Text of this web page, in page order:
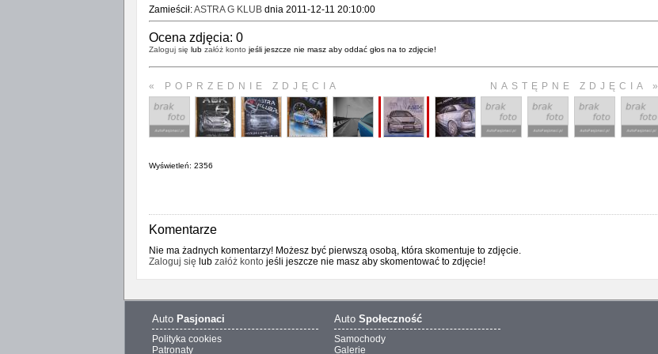
Zamieścił:ASTRA G KLUBdnia 2011-12-11 20:10:00
Ocena zdjęcia: 0
Zaloguj się lub załóż konto jeśli jeszcze nie masz aby oddać głos na to zdjęcie!
« POPRZEDNIE ZDJĘCIA NASTĘPNE ZDJĘCIA »
Wyświetleń: 2356
Komentarze
Nie ma żadnych komentarzy! Możesz być pierwszą osobą, która skomentuje to zdjęcie.
Zaloguj się lub załóż kontojeśli jeszcze nie masz aby skomentować to zdjęcie!
Auto Pasjonaci
Polityka cookies
Patronaty
Auto Społeczność
Samochody
Galerie